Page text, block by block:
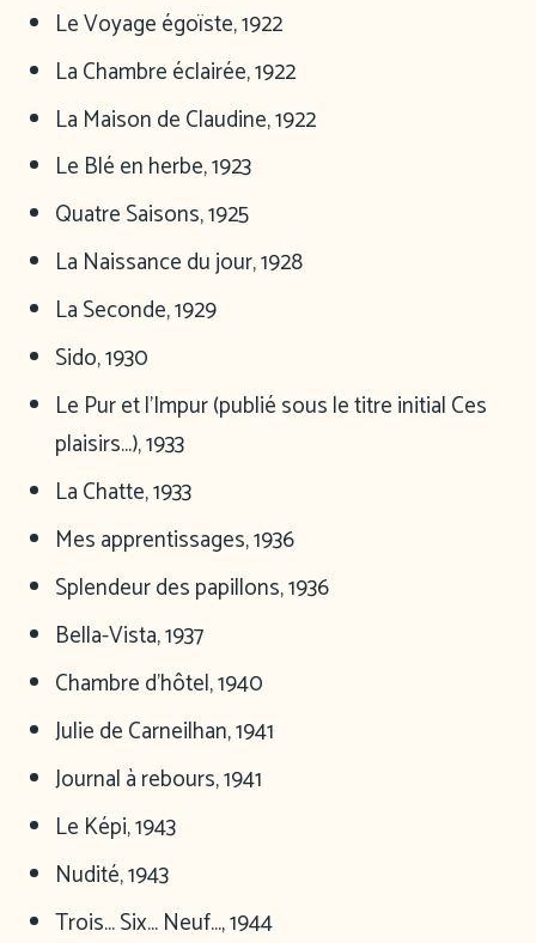
Le Voyage égoïste, 1922
La Chambre éclairée, 1922
La Maison de Claudine, 1922
Le Blé en herbe, 1923
Quatre Saisons, 1925
La Naissance du jour, 1928
La Seconde, 1929
Sido, 1930
Le Pur et l’Impur (publié sous le titre initial Ces
plaisirs…), 1933
La Chatte, 1933
Mes apprentissages, 1936
Splendeur des papillons, 1936
Bella-Vista, 1937
Chambre d’hôtel, 1940
Julie de Carneilhan, 1941
Journal à rebours, 1941
Le Képi, 1943
Nudité, 1943
Trois… Six… Neuf…, 1944